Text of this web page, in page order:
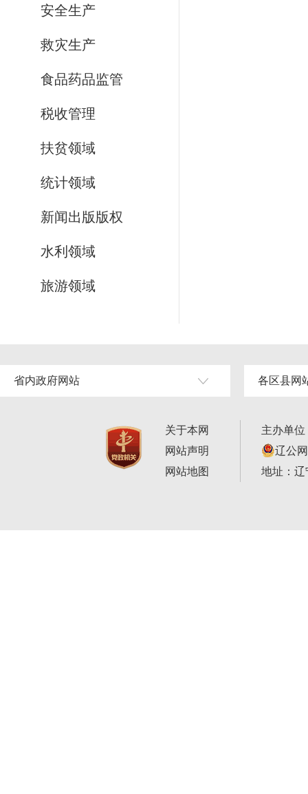
安全生产
救灾生产
食品药品监管
税收管理
扶贫领域
统计领域
新闻出版版权
水利领域
旅游领域
省内政府网站 各区县网
关于本网
网站声明
网站地图
主办单
辽公
地址：辽